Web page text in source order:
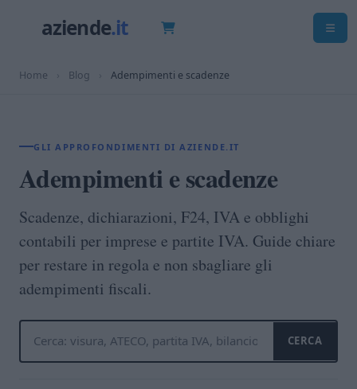
Home › Blog › Adempimenti e scadenze
GLI APPROFONDIMENTI DI AZIENDE.IT
Adempimenti e scadenze
Scadenze, dichiarazioni, F24, IVA e obblighi
contabili per imprese e partite IVA. Guide chiare
per restare in regola e non sbagliare gli
adempimenti fiscali.
CERCA